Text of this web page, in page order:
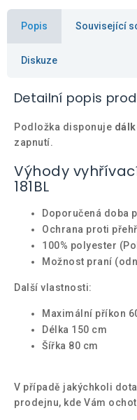
Popis Související
Diskuze
Detailní popis
Podložka disponuje
zapnutí.
Výhody vyhřívací
181BL
Doporučená doba
Ochrana proti
100% polyester
Možnost praní
Další vlastnosti:
Maximální příkon
Délka 150 cm
Šířka 80 cm
V případě jakýchkoli
prodejnu, kde Vám